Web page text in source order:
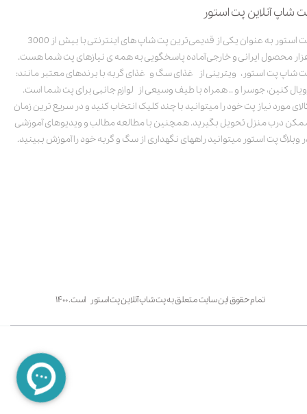
شاپ آنلاین پت استور
پت استور به عنوان یکی از قدیمی‌ترین پت شاپ های اینترنتی با بیش از 3000
محصول ایرانی و خارجی آماده پاسخگویی به همه ی نیازهای پت شما هست.
شاپ پت استور، ویترینی از غذای سگ و غذای گربه با برندهای معتبر مانند:
کنین، جوسرا و .. همراه با طیف وسیعی از لوازم جانبی برای پت شما است.
مورد نیاز پت خود را میتوانید با چند کلیک انتخاب کنید و در سریع ترین زمان
درب منزل تحویل بگیرید. همچنین با مطالعه مطالب و ویدیوهای آموزشی
وبلاگ پت استور میتوانید راههای نگهداری از سگ و گربه خود را آموزش ببینید.
تمام حقوق این سایت متعلق به پت شاپ آنلاین پت استور است. ۱۴۰۰